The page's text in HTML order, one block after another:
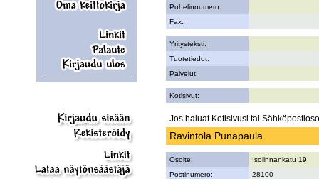
Puhelinnumero:
Fax:
Yritysteksti:
Tuotetiedot:
Palvelut:
Kotisivut:
Jos haluat Kotisivusi tai
Ravintola Punapaula
Osoite:
Isolinnankatu 19
Postinumero:
28100